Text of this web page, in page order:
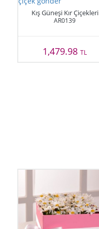
Kış Güneşi Kır Çiçekleri
AR0139
1,479.98TL